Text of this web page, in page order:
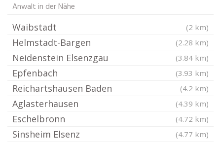
Anwalt in der Nähe
Waibstadt (2 km)
Helmstadt-Bargen (2.28 km)
Neidenstein Elsenzgau (3.84 km)
Epfenbach (3.93 km)
Reichartshausen Baden (4.2 km)
Aglasterhausen (4.39 km)
Eschelbronn (4.72 km)
Sinsheim Elsenz (4.77 km)